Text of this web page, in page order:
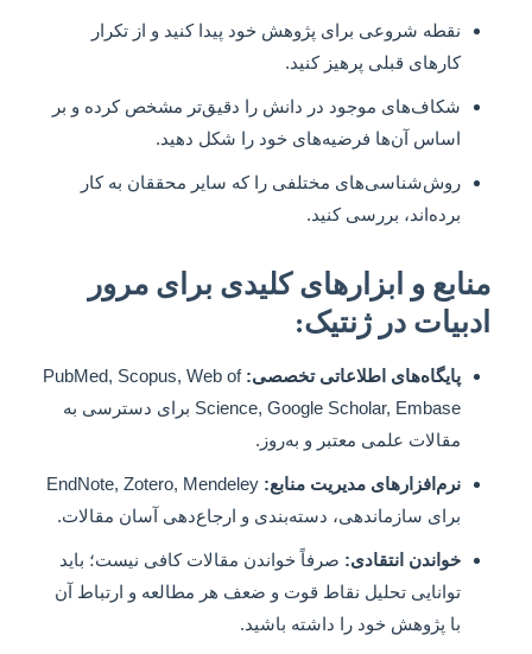
نقطه شروعی برای پژوهش خود پیدا کنید و از تکرار
کارهای قبلی پرهیز کنید.
شکاف‌های موجود در دانش را دقیق‌تر مشخص کرده و بر
اساس آن‌ها فرضیه‌های خود را شکل دهید.
روش‌شناسی‌های مختلفی را که سایر محققان به کار
برده‌اند، بررسی کنید.
منابع و ابزارهای کلیدی برای مرور
ادبیات در ژنتیک:
پایگاه‌های اطلاعاتی تخصصی: PubMed, Scopus, Web of
Science, Google Scholar, Embase برای دسترسی به
مقالات علمی معتبر و به‌روز.
نرم‌افزارهای مدیریت منابع: EndNote, Zotero, Mendeley
برای سازماندهی، دسته‌بندی و ارجاع‌دهی آسان مقالات.
خواندن انتقادی: صرفاً خواندن مقالات کافی نیست؛ باید
توانایی تحلیل نقاط قوت و ضعف هر مطالعه و ارتباط آن
با پژوهش خود را داشته باشید.